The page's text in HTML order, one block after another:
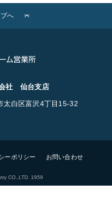
へ
社 仙台支店
太白区富沢4丁目15-32
ーポリシー お問い合わせ
CO.,LTD. 1959